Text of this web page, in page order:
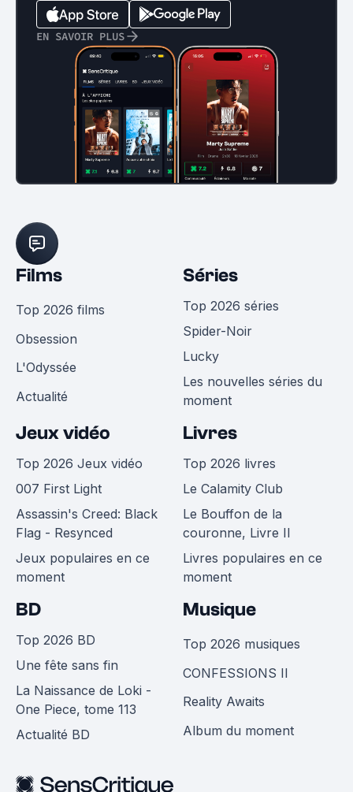
EN SAVOIR PLUS
Films
Top 2026 films
Obsession
L'Odyssée
Actualité
Séries
Top 2026 séries
Spider-Noir
Lucky
Les nouvelles séries du
moment
Jeux vidéo
Top 2026 Jeux vidéo
007 First Light
Assassin's Creed: Black
Flag - Resynced
Jeux populaires en ce
moment
Livres
Top 2026 livres
Le Calamity Club
Le Bouffon de la
couronne, Livre II
Livres populaires en ce
moment
BD
Top 2026 BD
Une fête sans fin
La Naissance de Loki -
One Piece, tome 113
Actualité BD
Musique
Top 2026 musiques
CONFESSIONS II
Reality Awaits
Album du moment